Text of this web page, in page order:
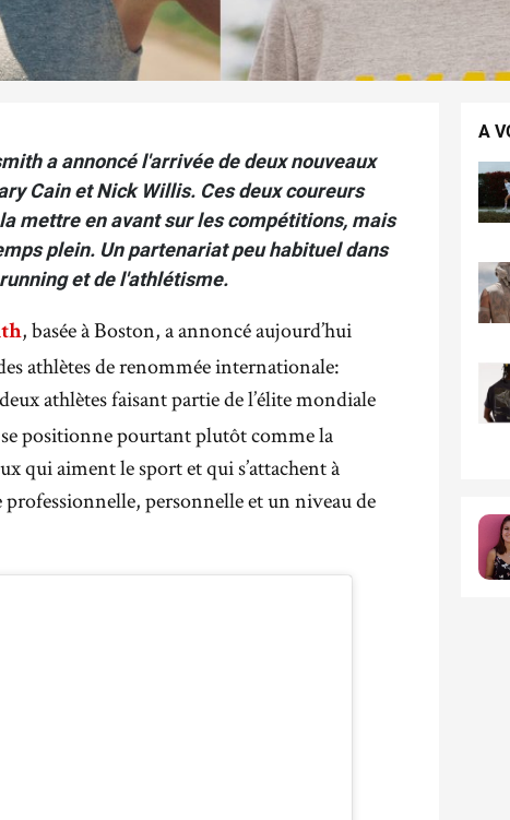
a annoncé l'arrivée de deux nouveaux
Cain et Nick Willis. Ces deux coureurs
mettre en avant sur les compétitions, mais
plein. Un partenariat peu habituel dans
et de l'athlétisme.
, basée à Boston, a annoncé aujourd’hui
athlètes de renommée internationale:
athlètes faisant partie de l’élite mondiale
positionne pourtant plutôt comme la
qui aiment le sport et qui s’attachent à
personnelle et un niveau de
A